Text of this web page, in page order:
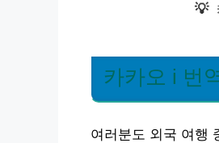
💡
카카오 i 번
여러분도 외국 여행